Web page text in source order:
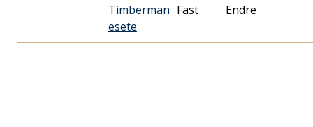
Timberman
esete
Fast
Endre